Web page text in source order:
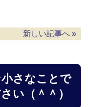
新しい記事へ »
さなことで
い（＾＾）